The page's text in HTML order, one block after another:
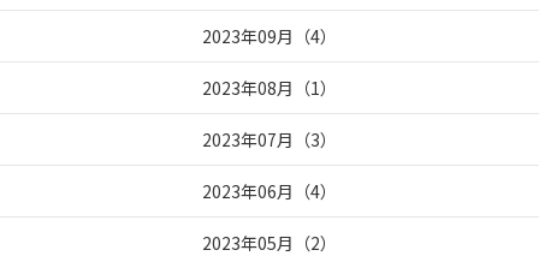
2023年09月 （4）
2023年08月 （1）
2023年07月 （3）
2023年06月 （4）
2023年05月 （2）